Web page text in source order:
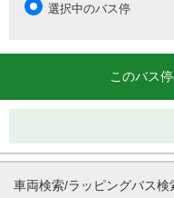
選択中のバス停
このバス
車両検索/ラッピングバス検